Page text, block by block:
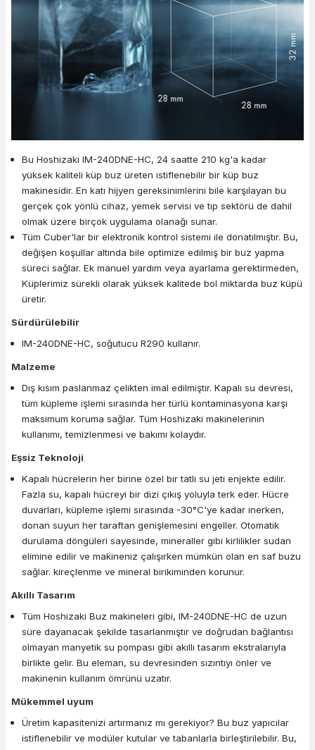
Bu Hoshizaki IM-240DNE-HC, 24 saatte 210 kg'a kadar
yüksek kaliteli küp buz üreten istiflenebilir bir küp buz
makinesidir. En katı hijyen gereksinimlerini bile karşılayan bu
gerçek çok yönlü cihaz, yemek servisi ve tıp sektörü de dahil
olmak üzere birçok uygulama olanağı sunar.
Tüm Cuber'lar bir elektronik kontrol sistemi ile donatılmıştır. Bu,
değişen koşullar altında bile optimize edilmiş bir buz yapma
süreci sağlar. Ek manuel yardım veya ayarlama gerektirmeden,
Küplerimiz sürekli olarak yüksek kalitede bol miktarda buz küpü
üretir.
Sürdürülebilir
IM-240DNE-HC, soğutucu R290 kullanır.
Malzeme
Dış kısım paslanmaz çelikten imal edilmiştir. Kapalı su devresi,
tüm küpleme işlemi sırasında her türlü kontaminasyona karşı
maksimum koruma sağlar. Tüm Hoshizaki makinelerinin
kullanımı, temizlenmesi ve bakımı kolaydır.
Eşsiz Teknoloji
Kapalı hücrelerin her birine özel bir tatlı su jeti enjekte edilir.
Fazla su, kapalı hücreyi bir dizi çıkış yoluyla terk eder. Hücre
duvarları, küpleme işlemi sırasında -30°C'ye kadar inerken,
donan suyun her taraftan genişlemesini engeller. Otomatik
durulama döngüleri sayesinde, mineraller gibi kirlilikler sudan
elimine edilir ve makineniz çalışırken mümkün olan en saf buzu
sağlar. kireçlenme ve mineral birikiminden korunur.
Akıllı Tasarım
Tüm Hoshizaki Buz makineleri gibi, IM-240DNE-HC de uzun
süre dayanacak şekilde tasarlanmıştır ve doğrudan bağlantısı
olmayan manyetik su pompası gibi akıllı tasarım ekstralarıyla
birlikte gelir. Bu eleman, su devresinden sızıntıyı önler ve
makinenin kullanım ömrünü uzatır.
Mükemmel uyum
Üretim kapasitenizi artırmanız mı gerekiyor? Bu buz yapıcılar
istiflenebilir ve modüler kutular ve tabanlarla birleştirilebilir. Bu,